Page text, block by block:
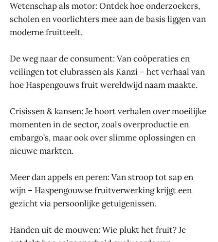
Wetenschap als motor: Ontdek hoe onderzoekers,
scholen en voorlichters mee aan de basis liggen van
moderne fruitteelt.
De weg naar de consument: Van coöperaties en
veilingen tot clubrassen als Kanzi – het verhaal van
hoe Haspengouws fruit wereldwijd naam maakte.
Crisissen & kansen: Je hoort verhalen over moeilijke
momenten in de sector, zoals overproductie en
embargo’s, maar ook over slimme oplossingen en
nieuwe markten.
Meer dan appels en peren: Van stroop tot sap en
wijn – Haspengouwse fruitverwerking krijgt een
gezicht via persoonlijke getuigenissen.
Handen uit de mouwen: Wie plukt het fruit? Je